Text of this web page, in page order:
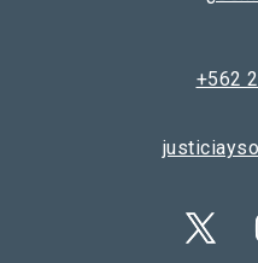
+562